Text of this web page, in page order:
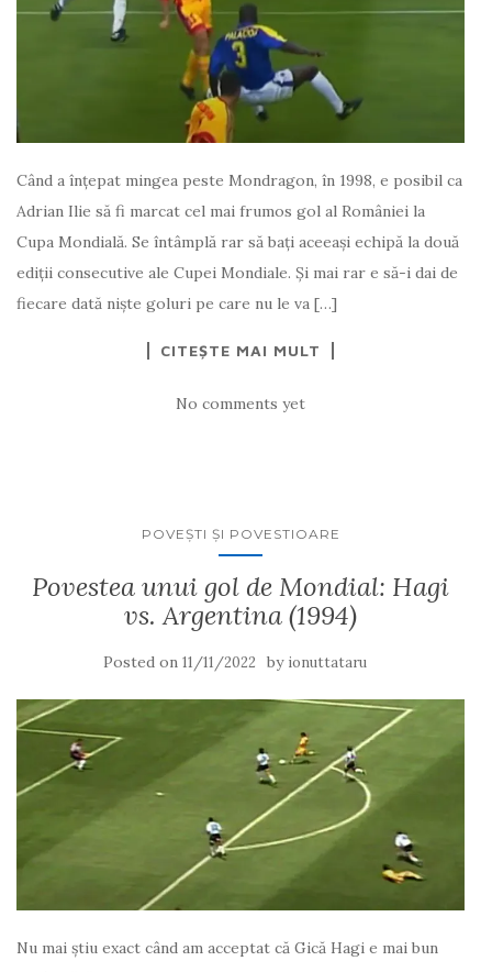
Când a înțepat mingea peste Mondragon, în 1998, e posibil ca
Adrian Ilie să fi marcat cel mai frumos gol al României la
Cupa Mondială. Se întâmplă rar să bați aceeași echipă la două
ediții consecutive ale Cupei Mondiale. Și mai rar e să-i dai de
fiecare dată niște goluri pe care nu le va […]
CITEȘTE MAI MULT
No comments yet
POVEŞTI ŞI POVESTIOARE
Povestea unui gol de Mondial: Hagi
vs. Argentina (1994)
Posted on 11/11/2022 by ionuttataru
Nu mai știu exact când am acceptat că Gică Hagi e mai bun